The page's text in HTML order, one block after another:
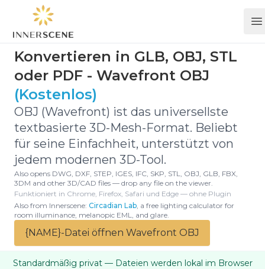
Konvertieren in GLB, OBJ, STL
oder PDF - Wavefront OBJ
(Kostenlos)
OBJ (Wavefront) ist das universellste
textbasierte 3D-Mesh-Format. Beliebt
für seine Einfachheit, unterstützt von
jedem modernen 3D-Tool.
Also opens DWG, DXF, STEP, IGES, IFC, SKP, STL, OBJ, GLB, FBX,
3DM and other 3D/CAD files — drop any file on the viewer.
Funktioniert in Chrome, Firefox, Safari und Edge — ohne Plugin
Also from Innerscene: Circadian Lab, a free lighting calculator for
room illuminance, melanopic EML, and glare.
{NAME}-Datei öffnen Wavefront OBJ
Standardmäßig privat — Dateien werden lokal im Browser